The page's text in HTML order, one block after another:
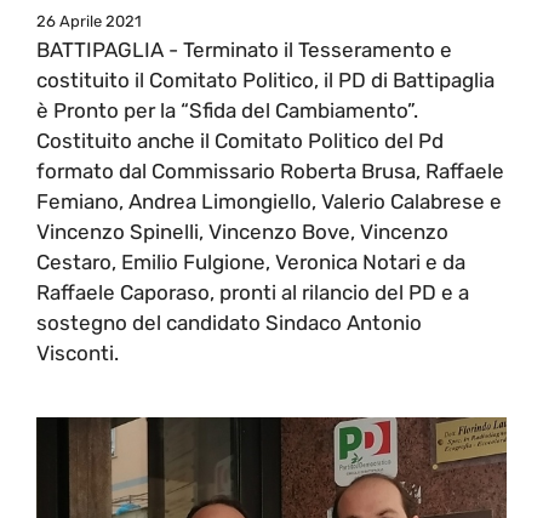
26 Aprile 2021
BATTIPAGLIA - Terminato il Tesseramento e
costituito il Comitato Politico, il PD di Battipaglia
è Pronto per la “Sfida del Cambiamento”.
Costituito anche il Comitato Politico del Pd
formato dal Commissario Roberta Brusa, Raffaele
Femiano, Andrea Limongiello, Valerio Calabrese e
Vincenzo Spinelli, Vincenzo Bove, Vincenzo
Cestaro, Emilio Fulgione, Veronica Notari e da
Raffaele Caporaso, pronti al rilancio del PD e a
sostegno del candidato Sindaco Antonio
Visconti.